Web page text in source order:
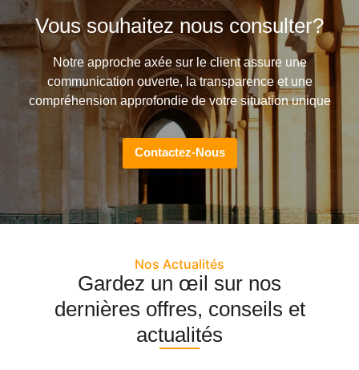
Vous souhaitez nous consulter?
Notre approche axée sur le client assure une
communication ouverte, la transparence et une
compréhension approfondie de votre situation unique
Contactez-Nous
Nos Actualités
Gardez un œil sur nos
dernières offres, conseils et
actualités